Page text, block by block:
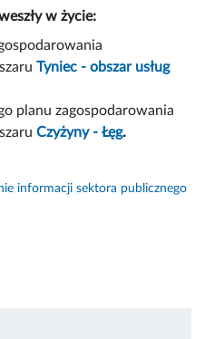
w życie:
Tyniec - obszar usług
planu zagospodarowania
Czyżyny - Łęg.
informacji sektora publicznego